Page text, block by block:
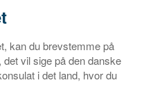
kan du brevstemme på
vil sige på den danske
i det land, hvor du